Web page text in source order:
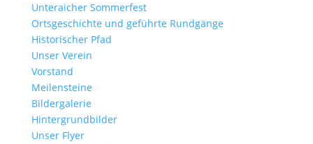
Unteraicher Sommerfest
Ortsgeschichte und geführte Rundgänge
Historischer Pfad
Unser Verein
Vorstand
Meilensteine
Bildergalerie
Hintergrundbilder
Unser Flyer